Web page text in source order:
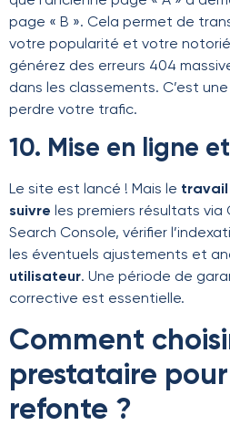
page « B ». Cela permet de
votre popularité et votre
générez des erreurs 404
dans les classements. C’est une
perdre votre trafic.
10. Mise en ligne
Le site est lancé ! Mais le travail
suivre les premiers résultats via
Search Console, vérifier
les éventuels ajustements et
utilisateur. Une période de
corrective est essentielle.
Comment
prestataire
refonte ?